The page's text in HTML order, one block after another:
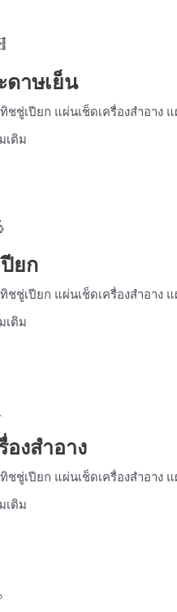
ดาษเย็น
ชู่เปียก แผ่นเช็ดเครื่องสำอาง
เติม
ยก
ชู่เปียก แผ่นเช็ดเครื่องสำอาง
เติม
องสำอาง
ชู่เปียก แผ่นเช็ดเครื่องสำอาง
เติม